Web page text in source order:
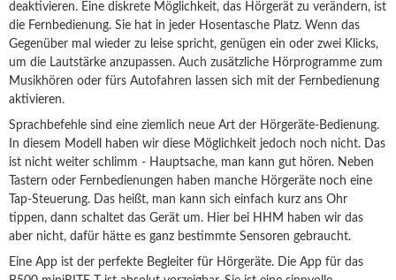
deaktivieren. Eine diskrete Möglichkeit, das Hörgerät zu verändern, ist
die Fernbedienung. Sie hat in jeder Hosentasche Platz. Wenn das
Gegenüber mal wieder zu leise spricht, genügen ein oder zwei Klicks,
um die Lautstärke anzupassen. Auch zusätzliche Hörprogramme zum
Musikhören oder fürs Autofahren lassen sich mit der Fernbedienung
aktivieren.
Sprachbefehle sind eine ziemlich neue Art der Hörgeräte-Bedienung.
In diesem Modell haben wir diese Möglichkeit jedoch noch nicht. Das
ist nicht weiter schlimm - Hauptsache, man kann gut hören. Neben
Tastern oder Fernbedienungen haben manche Hörgeräte noch eine
Tap-Steuerung. Das heißt, man kann sich einfach kurz ans Ohr
tippen, dann schaltet das Gerät um. Hier bei HHM haben wir das
aber nicht, dafür hätte es ganz bestimmte Sensoren gebraucht.
Eine App ist der perfekte Begleiter für Hörgeräte. Die App für das